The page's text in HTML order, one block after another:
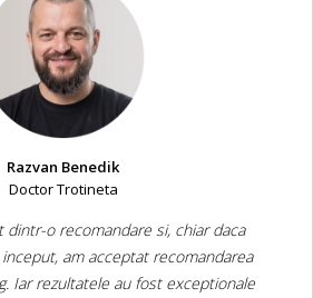
Razvan Benedik
Doctor Trotineta
dintr-o recomandare si, chiar daca
am acceptat recomandarea
Iar rezultatele au fost exceptionale